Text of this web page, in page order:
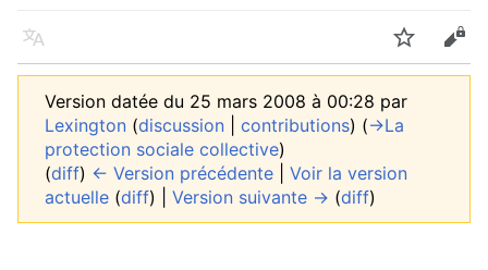
Langue Suivre
Version datée du 25 mars 2008 à 00:28 par
Lexington (discussion contributions) (→‎La
protection sociale collective)
(diff) ← Version précédente
Voir la version
actuelle (diff) | Version suivante → (diff)